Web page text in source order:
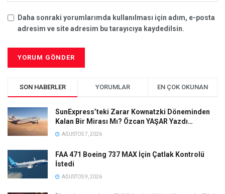
Daha sonraki yorumlarımda kullanılması için adım, e-posta
adresim ve site adresim bu tarayıcıya kaydedilsin.
SON HABERLER YORUMLAR EN ÇOK OKUNAN
SunExpress’teki Zarar Kownatzki Döneminden
Kalan Bir Mirası Mı? Özcan YAŞAR Yazdı…
AĞUSTOS 7, 2026
FAA 471 Boeing 737 MAX İçin Çatlak Kontrolü
İstedi
AĞUSTOS 9, 2026